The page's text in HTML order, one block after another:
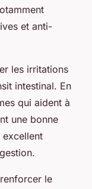
et anti-
les irritations
intestinal. En
qui aident à
une bonne
excellent
le